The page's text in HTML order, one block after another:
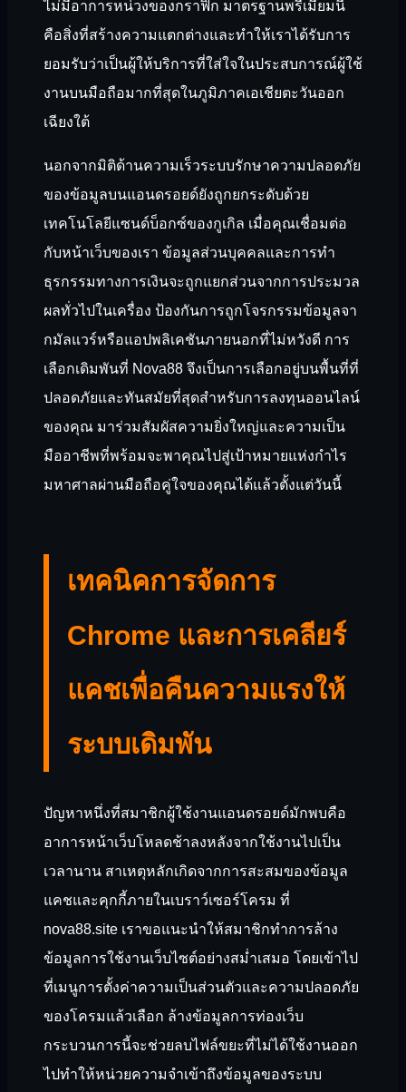
ไม่มีอาการหน่วงของกราฟิก มาตรฐานพรีเมียมนี้
คือสิ่งที่สร้างความแตกต่างและทำให้เราได้รับการ
ยอมรับว่าเป็นผู้ให้บริการที่ใส่ใจในประสบการณ์ผู้ใช้
งานบนมือถือมากที่สุดในภูมิภาคเอเชียตะวันออก
เฉียงใต้
นอกจากมิติด้านความเร็วระบบรักษาความปลอดภัย
ของข้อมูลบนแอนดรอยด์ยังถูกยกระดับด้วย
เทคโนโลยีแซนด์บ็อกซ์ของกูเกิล เมื่อคุณเชื่อมต่อ
กับหน้าเว็บของเรา ข้อมูลส่วนบุคคลและการทำ
ธุรกรรมทางการเงินจะถูกแยกส่วนจากการประมวล
ผลทั่วไปในเครื่อง ป้องกันการถูกโจรกรรมข้อมูลจา
กมัลแวร์หรือแอปพลิเคชันภายนอกที่ไม่หวังดี การ
เลือกเดิมพันที่ Nova88 จึงเป็นการเลือกอยู่บนพื้นที่ที่
ปลอดภัยและทันสมัยที่สุดสำหรับการลงทุนออนไลน์
ของคุณ มาร่วมสัมผัสความยิ่งใหญ่และความเป็น
มืออาชีพที่พร้อมจะพาคุณไปสู่เป้าหมายแห่งกำไร
มหาศาลผ่านมือถือคู่ใจของคุณได้แล้วตั้งแต่วันนี้
เทคนิคการจัดการ
Chrome และการเคลียร์
แคชเพื่อคืนความแรงให้
ระบบเดิมพัน
ปัญหาหนึ่งที่สมาชิกผู้ใช้งานแอนดรอยด์มักพบคือ
อาการหน้าเว็บโหลดช้าลงหลังจากใช้งานไปเป็น
เวลานาน สาเหตุหลักเกิดจากการสะสมของข้อมูล
แคชและคุกกี้ภายในเบราว์เซอร์โครม ที่
nova88.site เราขอแนะนำให้สมาชิกทำการล้าง
ข้อมูลการใช้งานเว็บไซต์อย่างสม่ำเสมอ โดยเข้าไป
ที่เมนูการตั้งค่าความเป็นส่วนตัวและความปลอดภัย
ของโครมแล้วเลือก ล้างข้อมูลการท่องเว็บ
กระบวนการนี้จะช่วยลบไฟล์ขยะที่ไม่ได้ใช้งานออก
ไปทำให้หน่วยความจำเข้าถึงข้อมูลของระบบ